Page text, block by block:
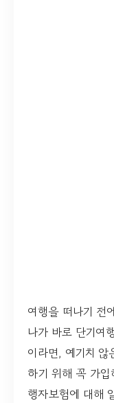
여행을 떠나기 전
나가 바로 단기여
이라면, 예기치
하기 위해 꼭 가
행자보험에 대해